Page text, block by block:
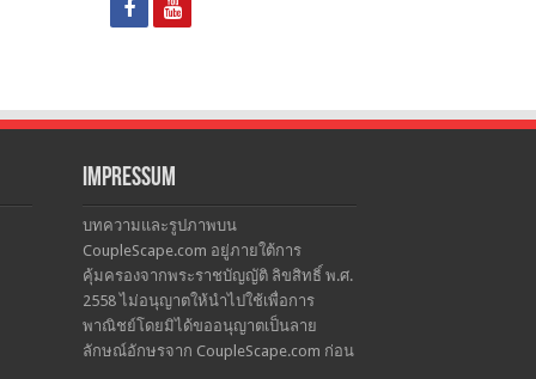
Impressum
บทความและรูปภาพบน
CoupleScape.com อยู่ภายใต้การ
คุ้มครองจากพระราชบัญญัติ ลิขสิทธิ์ พ.ศ.
2558 ไม่อนุญาตให้นำไปใช้เพื่อการ
พาณิชย์โดยมิได้ขออนุญาตเป็นลาย
ลักษณ์อักษรจาก CoupleScape.com ก่อน